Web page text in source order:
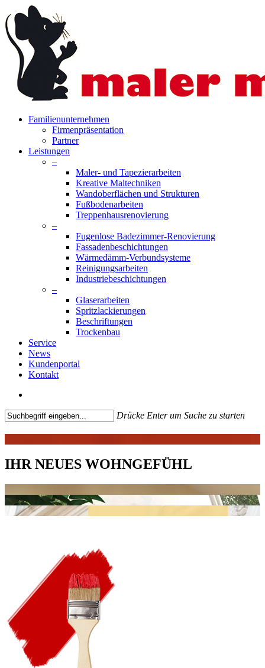
to
main
content
search
Menu
Familienunternehmen
Firmenpräsentation
Partner
Leistungen
–
Maler- und Tapezierarbeiten
Kreative Maltechniken
Wandoberflächen und Strukturen
Fußbodenarbeiten
Treppenhausrenovierung
–
Fugenlose Badezimmer-Renovierung
Fassadenbeschichtungen
Wärmedämm-Verbundsysteme
Reinigungsarbeiten
Industriebeschichtungen
–
Glaserarbeiten
Spritzlackierungen
Beschriftungen
Trockenbau
Service
News
Kundenportal
Kontakt
Drücke Enter um Suche zu starten
Search
IHR NEUES WOHNGEFÜHL